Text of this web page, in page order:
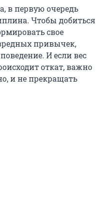
в первую очередь
Чтобы добиться
свое
привычек,
И если вес
откат, важно
и не прекращать